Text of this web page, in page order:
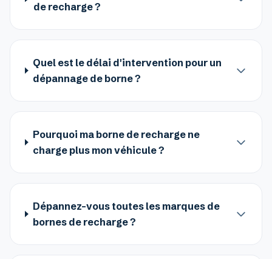
de recharge ?
Quel est le délai d'intervention pour un
dépannage de borne ?
Pourquoi ma borne de recharge ne
charge plus mon véhicule ?
Dépannez-vous toutes les marques de
bornes de recharge ?